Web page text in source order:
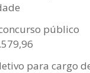
público
para cargo